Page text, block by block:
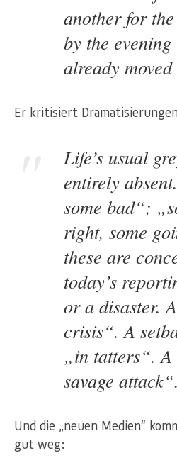
another for
by the
already moved
Er kritisiert
Life’s usual
entirely
some bad“;
right, some
these are
today’s
or a disaster.
crisis“. A
„in tatters“.
savage attack“.
Und die „neuen Medien“
gut weg: